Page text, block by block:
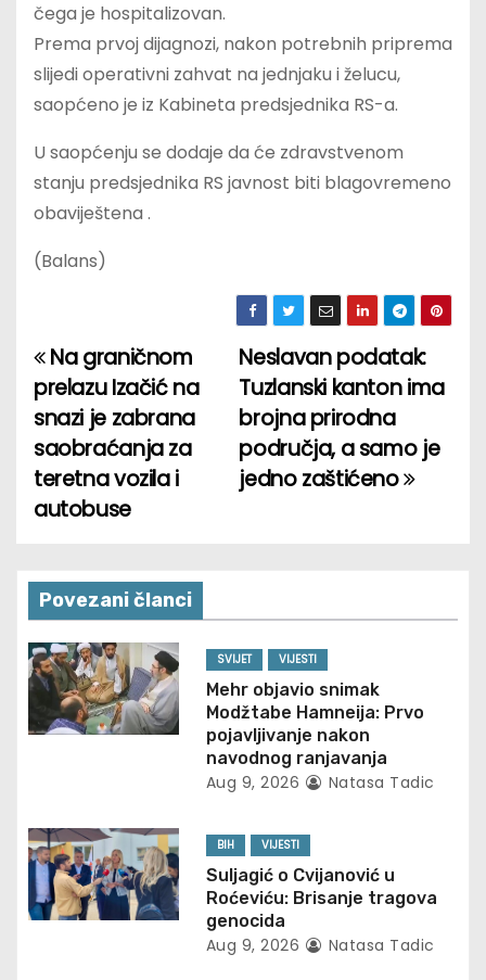
čega je hospitalizovan.
Prema prvoj dijagnozi, nakon potrebnih priprema
slijedi operativni zahvat na jednjaku i želucu,
saopćeno je iz Kabineta predsjednika RS-a.
U saopćenju se dodaje da će zdravstvenom
stanju predsjednika RS javnost biti blagovremeno
obaviještena .
(Balans)
P
o
s
t
a
v
i
g
t
i
o
Neslavan podatak:
Tuzlanski kanton ima
brojna prirodna
područja, a samo je
jedno zaštićeno
Na graničnom
prelazu Izačić na
snazi je zabrana
saobraćanja za
teretna vozila i
autobuse
Povezani članci
SVIJET VIJESTI
Mehr objavio snimak
Modžtabe Hamneija: Prvo
pojavljivanje nakon
navodnog ranjavanja
Aug 9, 2026 Natasa Tadic
BIH VIJESTI
Suljagić o Cvijanović u
Roćeviću: Brisanje tragova
genocida
Aug 9, 2026 Natasa Tadic